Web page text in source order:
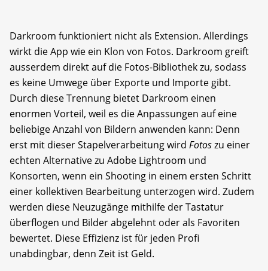
Darkroom funktioniert nicht als Extension. Allerdings
wirkt die App wie ein Klon von Fotos. Darkroom greift
ausserdem direkt auf die Fotos-Bibliothek zu, sodass
es keine Umwege über Exporte und Importe gibt.
Durch diese Trennung bietet Darkroom einen
enormen Vorteil, weil es die ­Anpassungen auf eine
beliebige Anzahl von Bildern anwenden kann: Denn
erst mit dieser Stapelverarbeitung wird Fotoszu einer
echten Alternative zu Adobe Lightroom und
Konsorten, wenn ein Shooting in einem ersten Schritt
einer kollektiven Bearbeitung unterzogen wird. Zudem
werden diese Neuzugänge mithilfe der Tastatur
überflogen und Bilder abgelehnt oder als Favoriten
bewertet. Diese Effizienz ist für jeden Profi
unabdingbar, denn Zeit ist Geld.